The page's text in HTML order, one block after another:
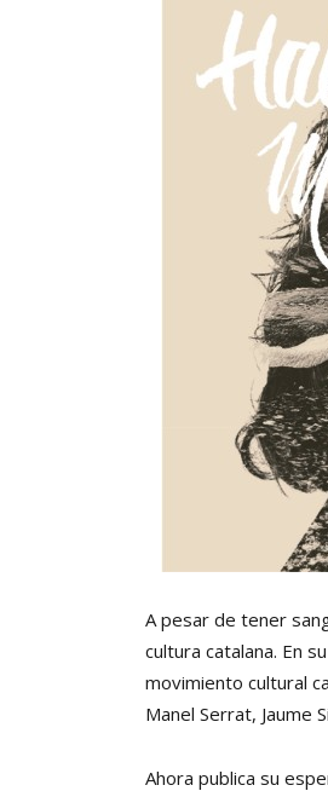
A pesar de tener
cultura catalana. En
movimiento cultural
Manel Serrat, Jaume
Ahora publica su